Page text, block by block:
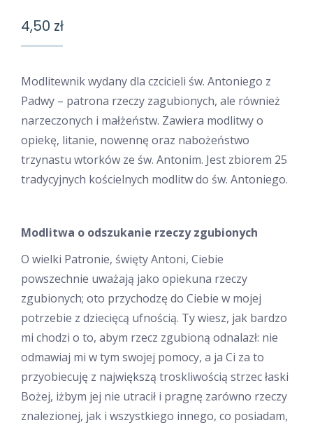
4,50 zł
Modlitewnik wydany dla czcicieli św. Antoniego z
Padwy – patrona rzeczy zagubionych, ale również
narzeczonych i małżeństw. Zawiera modlitwy o
opiekę, litanie, nowennę oraz nabożeństwo
trzynastu wtorków ze św. Antonim. Jest zbiorem 25
tradycyjnych kościelnych modlitw do św. Antoniego.
Modlitwa o odszukanie rzeczy zgubionych
O wielki Patronie, święty Antoni, Ciebie
powszechnie uważają jako opiekuna rzeczy
zgubionych; oto przychodzę do Ciebie w mojej
potrzebie z dziecięcą ufnością. Ty wiesz, jak bardzo
mi chodzi o to, abym rzecz zgubioną odnalazł: nie
odmawiaj mi w tym swojej pomocy, a ja Ci za to
przyobiecuję z największą troskliwością strzec łaski
Bożej, iżbym jej nie utracił i pragnę zarówno rzeczy
znalezionej, jak i wszystkiego innego, co posiadam,